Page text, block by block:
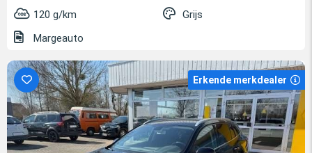
120 g/km
Grijs
Margeauto
Erkende merkdealer